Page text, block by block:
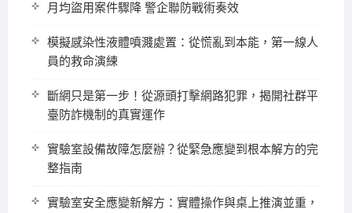
月均盜用案件驟降 警企聯防戰術奏效
模擬感染性液體噴濺處置：從慌亂到本能，第一線人
員的救命演練
斷網只是第一步！從源頭打擊網路犯罪，揭開社群平
臺防詐機制的真實運作
實驗室設備故障怎麼辦？從緊急應變到根本解方的完
整指南
實驗室安全應變新解方：實體操作與桌上推演並重，